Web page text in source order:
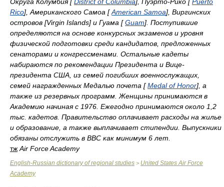
Rico], Американского Самоа [American Samoa], Виргинских
островов [Virgin Islands] и Гуама [Guam]. Поступившие
определяются на основе конкурсных экзаменов и уровня
физической подготовки среди кандидатов, предложенных
сенаторами и конгрессменами. Остальные кадеты
набираются по рекомендации Президента и Вице-
президента США, из семей погибших военнослужащих,
семей награжденных Медалью почета [Medal of Honor], а
также из резервных программ. Женщины принимаются в
Академию начиная с 1976. Ежегодно принимаются около 1,2
тыс. кадетов. Правительство оплачивает расходы на жилье
и образование, а также выплачивает стипендии. Выпускники
обязаны отслужить в ВВС как минимум 6 лет.
тж Air Force Academy
English-Russian dictionary of regional studies > United States Air Force
Academy